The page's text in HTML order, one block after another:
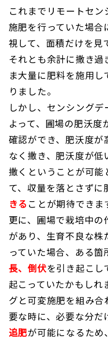
これまでリモートセ
施肥を行っていた場
視して、面積だけを見
それとも余計に撒き
ま大量に肥料を施用
りました。
しかし、センシング
よって、圃場の肥沃
確認ができ、肥沃度
なく撒き、肥沃度が低
撒くということが可能
て、収量を落とさずに
きる ことが期待できま
更に、圃場で栽培中
があり、生育不良な
っていた場合、ある箇
長、倒伏を引き起こし
起こっていたかもしれ
グと可変施肥を組み合
要な時に、必要な分だ
追肥が可能になるため